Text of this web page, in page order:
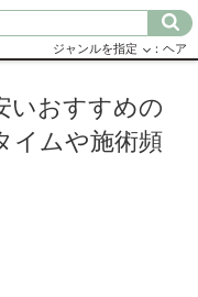
ジャンルを指定 ：ヘア
いおすすめの
イムや施術頻